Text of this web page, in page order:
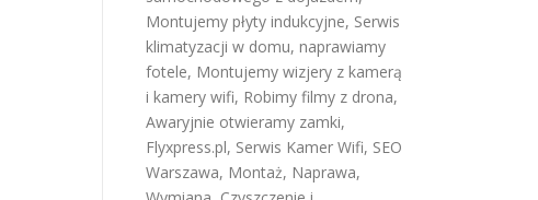
Montujemy płyty indukcyjne, Serwis
klimatyzacji w domu, naprawiamy
fotele, Montujemy wizjery z kamerą
i kamery wifi, Robimy filmy z drona,
Awaryjnie otwieramy zamki,
Flyxpress.pl, Serwis Kamer Wifi, SEO
Warszawa, Montaż, Naprawa,